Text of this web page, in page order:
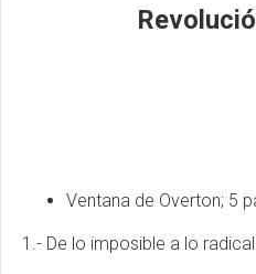
Ventana de Overton; 5
1.- De lo imposible a lo radical